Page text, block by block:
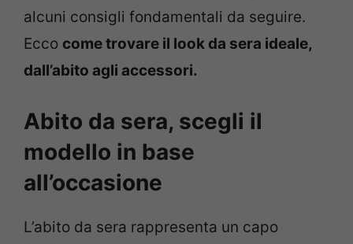
alcuni consigli fondamentali da seguire.
Ecco come trovare il look da sera ideale,
dall’abito agli accessori.
Abito da sera, scegli il
modello in base
all’occasione
L’abito da sera rappresenta un capo